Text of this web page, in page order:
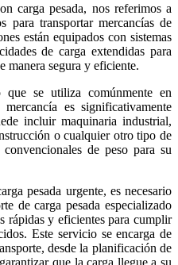
carga pesada, nos referimos a
para transportar mercancías de
están equipados con sistemas
de carga extendidas para
manera segura y eficiente.
se utiliza comúnmente en
es significativamente
incluir maquinaria industrial,
o cualquier otro tipo de
de peso para su
pesada urgente, es necesario
de carga pesada especializado
rápidas y eficientes para cumplir
Este servicio se encarga de
desde la planificación de
que la carga llegue a su